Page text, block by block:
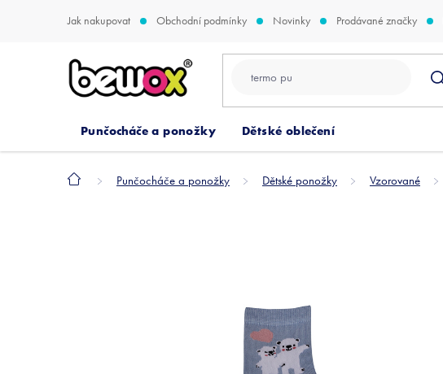
Jak nakupovat Obchodní podmínky Novinky Prodávané značky
Punčocháče a ponožky Dětské oblečení
Domů Punčocháče a ponožky Dětské ponožky Vzorované